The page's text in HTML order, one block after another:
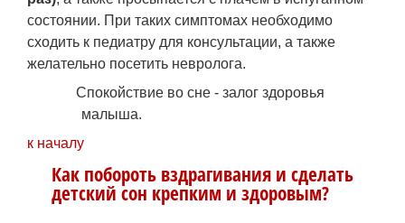
состоянии. При таких симптомах необходимо
сходить к педиатру для консультации, а также
желательно посетить невролога.
Спокойствие во сне - залог здоровья
малыша.
к началу
Как побороть вздрагивания и сделать
детский сон крепким и здоровым?